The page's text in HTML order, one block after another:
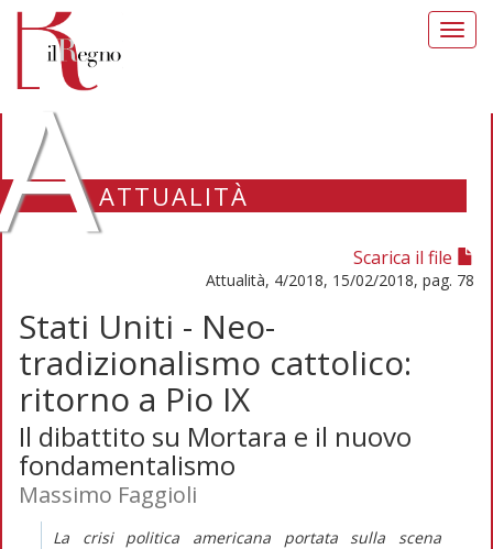
ATTUALITÀ
Scarica il file
Attualità, 4/2018, 15/02/2018, pag. 78
Stati Uniti - Neo-
tradizionalismo cattolico:
ritorno a Pio IX
Il dibattito su Mortara e il nuovo
fondamentalismo
Massimo Faggioli
La crisi politica americana portata sulla scena